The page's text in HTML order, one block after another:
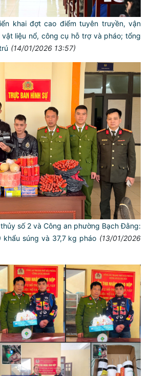
khai đợt cao điểm tuyên truyền, vận
liệu nổ, công cụ hỗ trợ và pháo; tổng
(14/01/2026 13:57)
số 2 và Công an phường Bạch Đằng:
khẩu súng và 37,7 kg pháo (13/01/2026
TƯ CÁCH
AN CÁCH MỆNH LÀ:
KIỆM, LIÊM, CHÍNH